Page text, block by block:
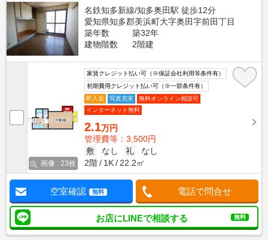
名鉄知多新線/知多奥田駅 徒歩12分
愛知県知多郡美浜町大字奥田字前田丁目
築年数
築32年
建物階数
2階建
画像 : 23枚
家賃クレジット払い可（※保証会社利用等条件有）
初期費用クレジット払い可（※一部条件有）
即入居
写真充実
無料オンライン相談可
インターネット無料
2.1万円
管理費等：3,500円
敷
なし 礼
なし
2階
1K 22.2㎡
空室確認 無料 電話で問合せ
お店にLINEで相談する 無料